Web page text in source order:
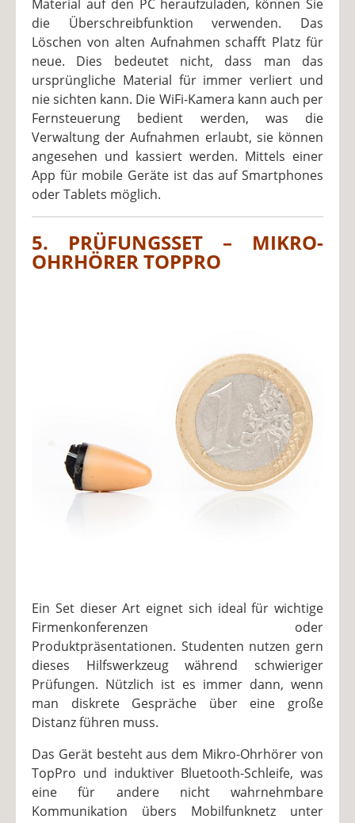
Material auf den PC heraufzuladen, können Sie
die Überschreibfunktion verwenden. Das
Löschen von alten Aufnahmen schafft Platz für
neue. Dies bedeutet nicht, dass man das
ursprüngliche Material für immer verliert und
nie sichten kann. Die WiFi-Kamera kann auch per
Fernsteuerung bedient werden, was die
Verwaltung der Aufnahmen erlaubt, sie können
angesehen und kassiert werden. Mittels einer
App für mobile Geräte ist das auf Smartphones
oder Tablets möglich.
5. PRÜFUNGSSET – MIKRO-
OHRHÖRER TOPPRO
Ein Set dieser Art eignet sich ideal für wichtige
Firmenkonferenzen oder
Produktpräsentationen. Studenten nutzen gern
dieses Hilfswerkzeug während schwieriger
Prüfungen. Nützlich ist es immer dann, wenn
man diskrete Gespräche über eine große
Distanz führen muss.
Das Gerät besteht aus dem Mikro-Ohrhörer von
TopPro und induktiver Bluetooth-Schleife, was
eine für andere nicht wahrnehmbare
Kommunikation übers Mobilfunknetz unter